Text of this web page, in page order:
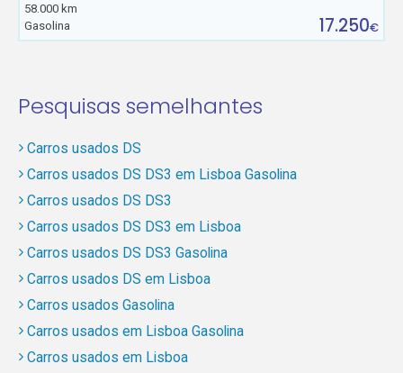
58.000 km
Gasolina
17.250€
Pesquisas semelhantes
Carros usados DS
Carros usados DS DS3 em Lisboa Gasolina
Carros usados DS DS3
Carros usados DS DS3 em Lisboa
Carros usados DS DS3 Gasolina
Carros usados DS em Lisboa
Carros usados Gasolina
Carros usados em Lisboa Gasolina
Carros usados em Lisboa